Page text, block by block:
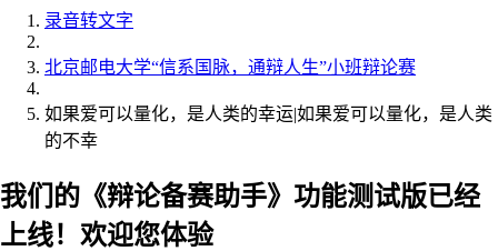
录音转文字
北京邮电大学“信系国脉，通辩人生”小班辩论赛
如果爱可以量化，是人类的幸运|如果爱可以量化，是人类
的不幸
我们的《辩论备赛助手》功能测试版已经
上线！欢迎您体验